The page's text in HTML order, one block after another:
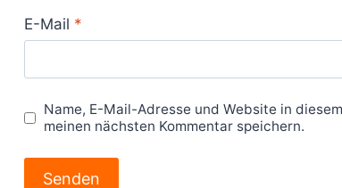
E-Mail *
Name, E-Mail-Adresse und Website in
meinen nächsten Kommentar speichern.